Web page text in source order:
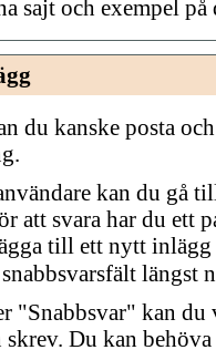
sajt och exempel
du kanske posta
kan du gå
att svara har du ett
till ett nytt inlägg
längst
"Snabbsvar" kan
skrev. Du kan